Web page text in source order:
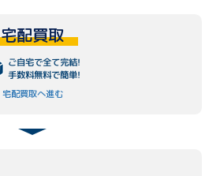
宅配買取
ご自宅で全て完結!
手数料無料で簡単!
宅配買取へ進む